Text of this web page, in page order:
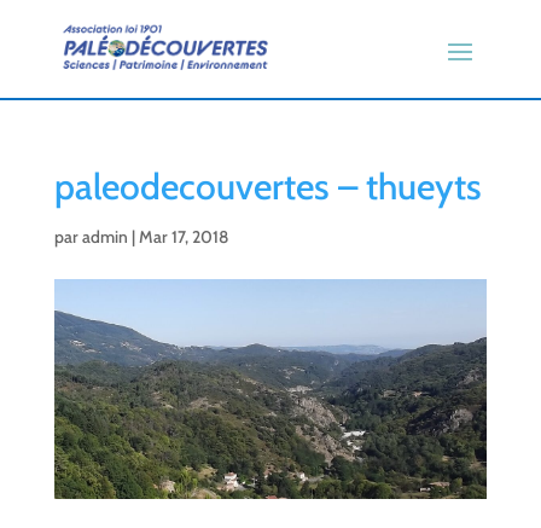
paleodecouvertes – thueyts
paradmin |Mar 17, 2018